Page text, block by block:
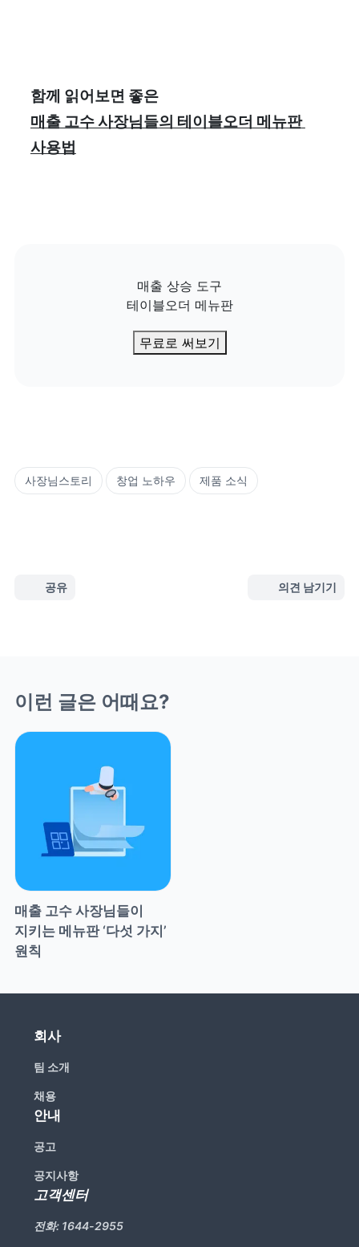
함께 읽어보면 좋은
매출 고수 사장님들의 테이블오더 메뉴판
사용법
매출 상승 도구
테이블오더 메뉴판
무료로 써보기
사장님스토리 창업 노하우 제품 소식
공유 의견 남기기
이런 글은 어때요?
매출 고수 사장님들이
지키는 메뉴판 ‘다섯 가지’
원칙
회사
팀 소개
채용
안내
공고
공지사항
고객센터
전화: 1644-2955